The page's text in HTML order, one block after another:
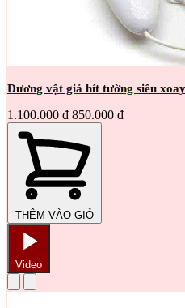
Dương vật giả hít tường siêu
1.100.000 đ 850.000 đ
THÊM VÀO GIỎ
Video